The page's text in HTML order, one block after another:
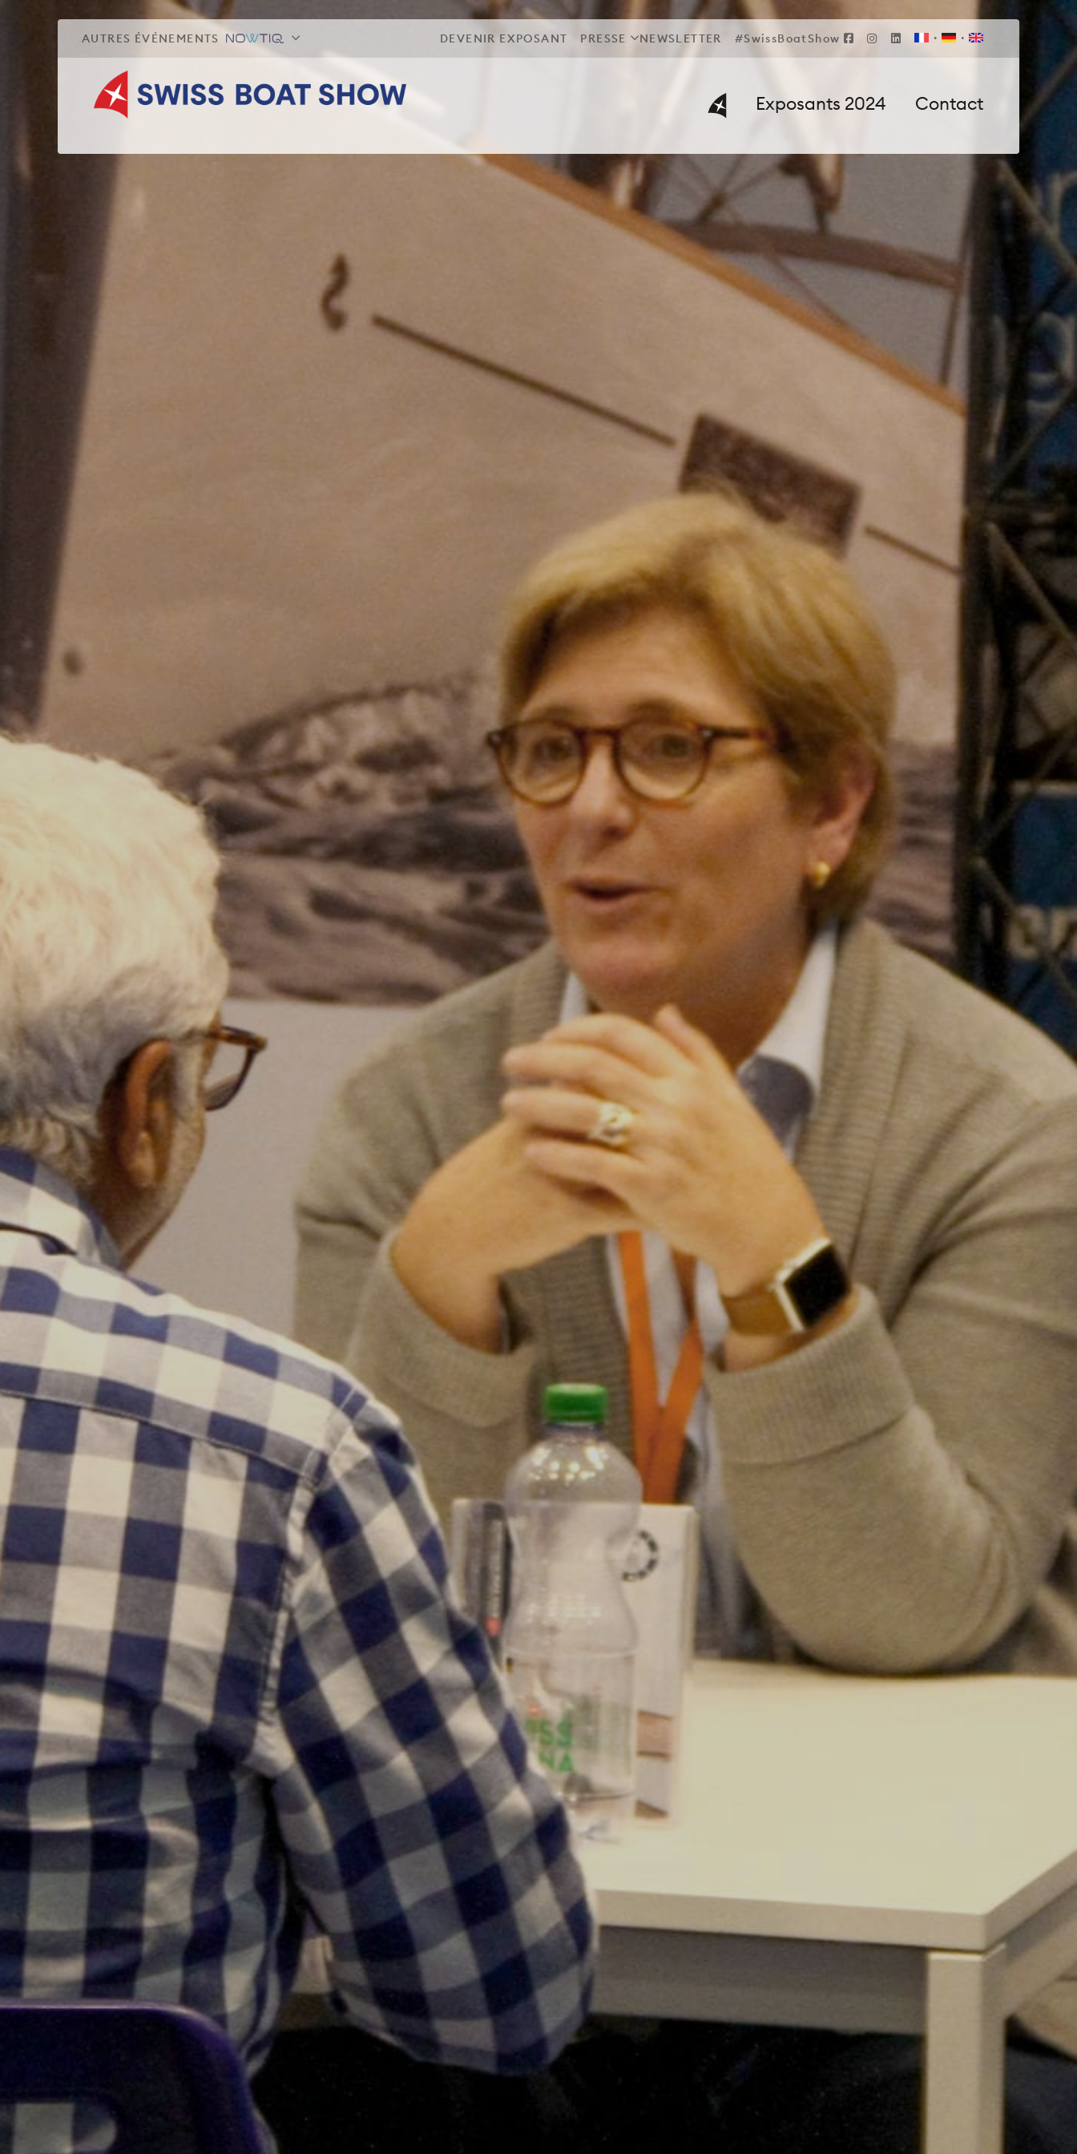
AUTRES ÉVÉNEMENTS DEVENIR EXPOSANT PRESSE NEWSLETTER #SwissBoatShow
Exposants 2024 Contact